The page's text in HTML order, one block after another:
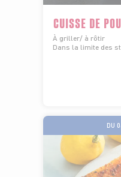
CUISSE DE
À griller/ à rôtir
Dans la limite des
DU